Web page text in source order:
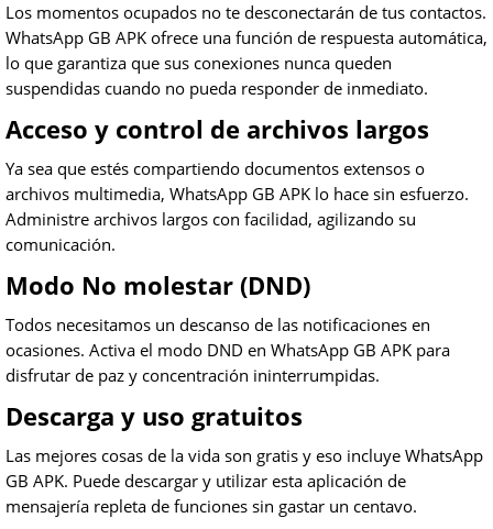
Los momentos ocupados no te desconectarán de tus contactos.
WhatsApp GB APK ofrece una función de respuesta automática,
lo que garantiza que sus conexiones nunca queden
suspendidas cuando no pueda responder de inmediato.
Acceso y control de archivos largos
Ya sea que estés compartiendo documentos extensos o
archivos multimedia, WhatsApp GB APK lo hace sin esfuerzo.
Administre archivos largos con facilidad, agilizando su
comunicación.
Modo No molestar (DND)
Todos necesitamos un descanso de las notificaciones en
ocasiones. Activa el modo DND en WhatsApp GB APK para
disfrutar de paz y concentración ininterrumpidas.
Descarga y uso gratuitos
Las mejores cosas de la vida son gratis y eso incluye WhatsApp
GB APK. Puede descargar y utilizar esta aplicación de
mensajería repleta de funciones sin gastar un centavo.